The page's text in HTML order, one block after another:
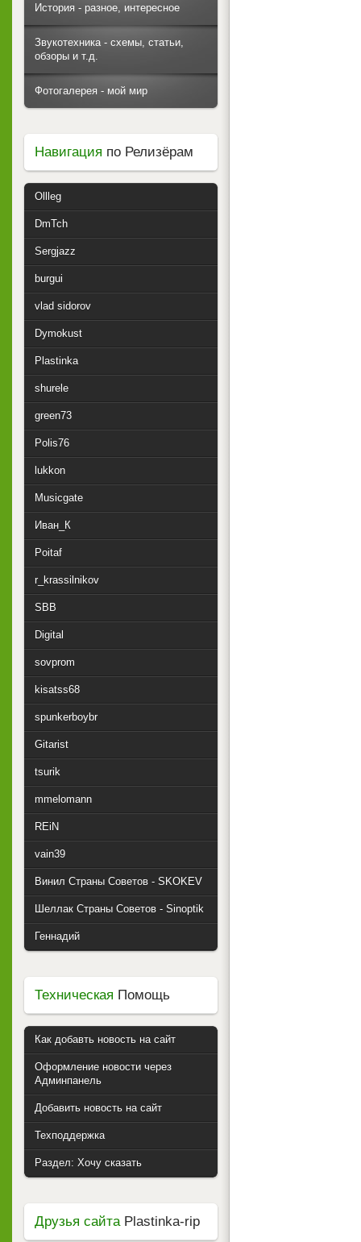
История - разное, интересное
Звукотехника - схемы, статьи,
обзоры и т.д.
Фотогалерея - мой мир
Навигация по Релизёрам
Ollleg
DmTch
Sergjazz
burgui
vlad sidorov
Dymokust
Plastinka
shurele
green73
Polis76
lukkon
Musicgate
Иван_К
Poitaf
r_krassilnikov
SBB
Digital
sovprom
kisatss68
spunkerboybr
Gitarist
tsurik
mmelomann
REiN
vain39
Винил Страны Советов - SKOKEV
Шеллак Страны Советов - Sinoptik
Геннадий
Техническая Помощь
Как добавть новость на сайт
Оформление новости через
Админпанель
Добавить новость на сайт
Техподдержка
Раздел: Хочу сказать
Друзья сайтаPlastinka-rip